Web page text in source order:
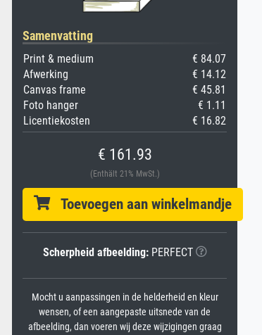
Samenvatting
Print & medium
€ 84.07
Afwerking
€ 14.12
Canvas frame
€ 45.81
Foto hanger
€ 1.11
Licentiekosten
€ 16.82
€ 161.93
(Enthält 21% MwSt.)
Toevoegen aan winkelmandje
Scherpheid afbeelding:PERFECT
Mocht u aanpassingen in de helderheid en kleur
wensen, of een aangepaste uitsnede van de
afbeelding, dan voeren wij deze wijzigingen graag